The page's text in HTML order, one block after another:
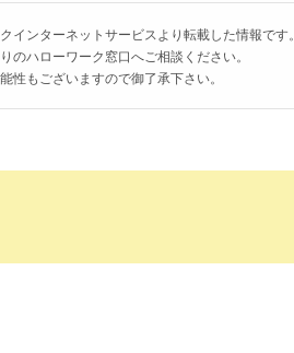
インターネットサービスより転載した情報です。
のハローワーク窓口へご相談ください。
性もございますので御了承下さい。